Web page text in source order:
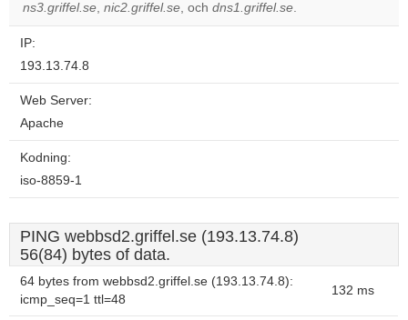
own this
ns3.griffel.se, nic2.griffel.se, och dns1.griffel.se.
IP:
193.13.74.8
Web Server:
Apache
Kodning:
iso-8859-1
PING webbsd2.griffel.se (193.13.74.8)
56(84) bytes of data.
64 bytes from webbsd2.griffel.se (193.13.74.8):
icmp_seq=1 ttl=48
132 ms